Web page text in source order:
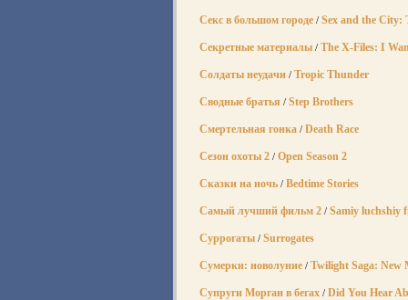
Секс в большом городе / Sex and the City:
Секретные материалы / The X-Files: I
Солдаты неудачи / Tropic Thunder
Сводные братья / Step Brothers
Смертельная гонка / Death Race
Сезон охоты 2 / Open Season 2
Сказки на ночь / Bedtime Stories
Самый лучший фильм 2 / Samiy luchshiy
Суррогаты / Surrogates
Сумерки: новолуние / Twilight Saga: New
Супруги Морган в бегах / Did You Hear